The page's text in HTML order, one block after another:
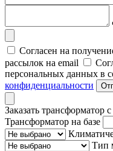
Согласен на
рассылок на email
персональных данных в
конфиденциальности
Заказать
Трансформатор на базе
Тип